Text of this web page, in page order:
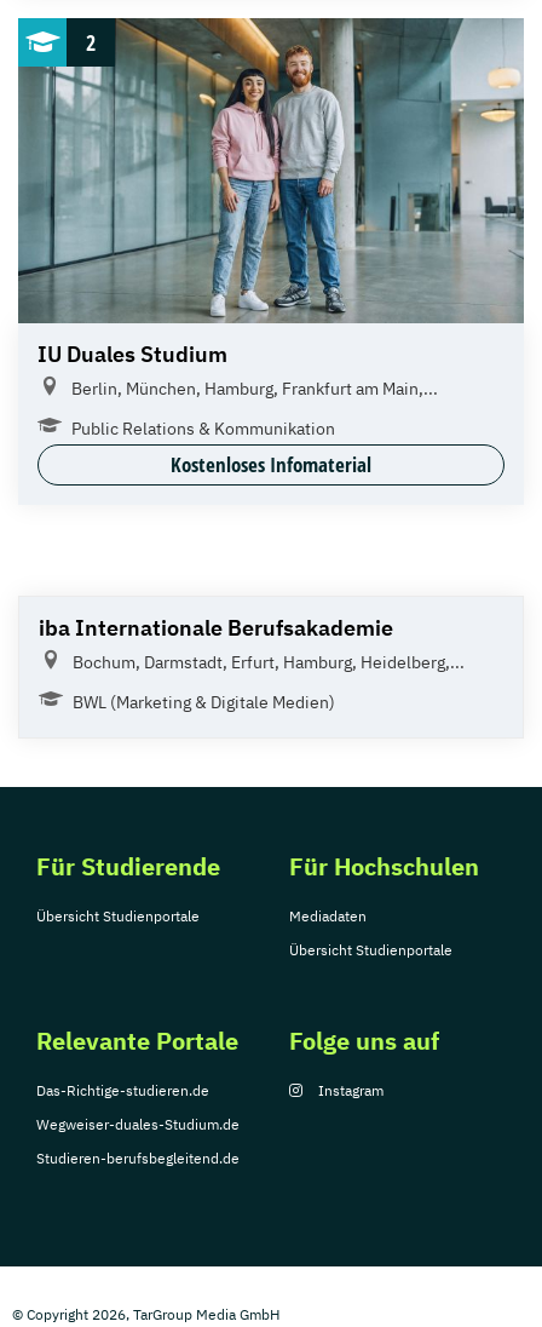
2
IU Duales Studium
Berlin, München, Hamburg, Frankfurt am Main,...
Public Relations & Kommunikation
Kostenloses Infomaterial
iba Internationale Berufsakademie
Bochum, Darmstadt, Erfurt, Hamburg, Heidelberg,...
BWL (Marketing & Digitale Medien)
Für Studierende
Übersicht Studienportale
Für Hochschulen
Mediadaten
Übersicht Studienportale
Relevante Portale
Das-Richtige-studieren.de
Wegweiser-duales-Studium.de
Studieren-berufsbegleitend.de
Folge uns auf
Instagram
© Copyright 2026, TarGroup Media GmbH